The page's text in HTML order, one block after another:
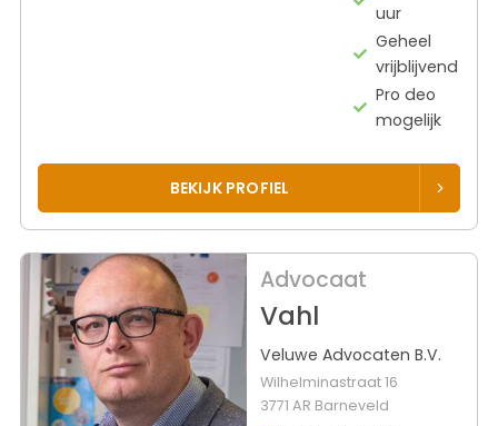
uur
Geheel
vrijblijvend
Pro deo
mogelijk
BEKIJK PROFIEL
Advocaat
Vahl
Veluwe Advocaten B.V.
Wilhelminastraat 16
3771 AR Barneveld